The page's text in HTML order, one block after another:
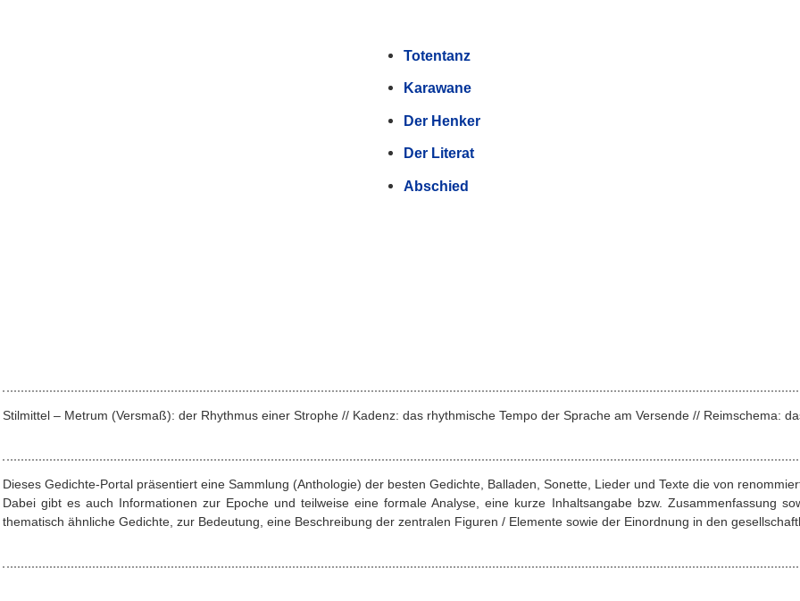
Totentanz
Karawane
Der Henker
Der Literat
Abschied
Stilmittel – Metrum (Versmaß): der Rhythmus einer Strophe // Kadenz: das rhythmische Tempo der Sprache am Versende // Reimschema:
Dieses Gedichte-Portal präsentiert eine Sammlung (Anthologie) der besten Gedichte, Balladen, Sonette, Lieder und Texte die von
Dabei gibt es auch Informationen zur Epoche und teilweise eine formale Analyse, eine kurze Inhaltsangabe bzw. Zusammenfassung
thematisch ähnliche Gedichte, zur Bedeutung, eine Beschreibung der zentralen Figuren / Elemente sowie der Einordnung in den